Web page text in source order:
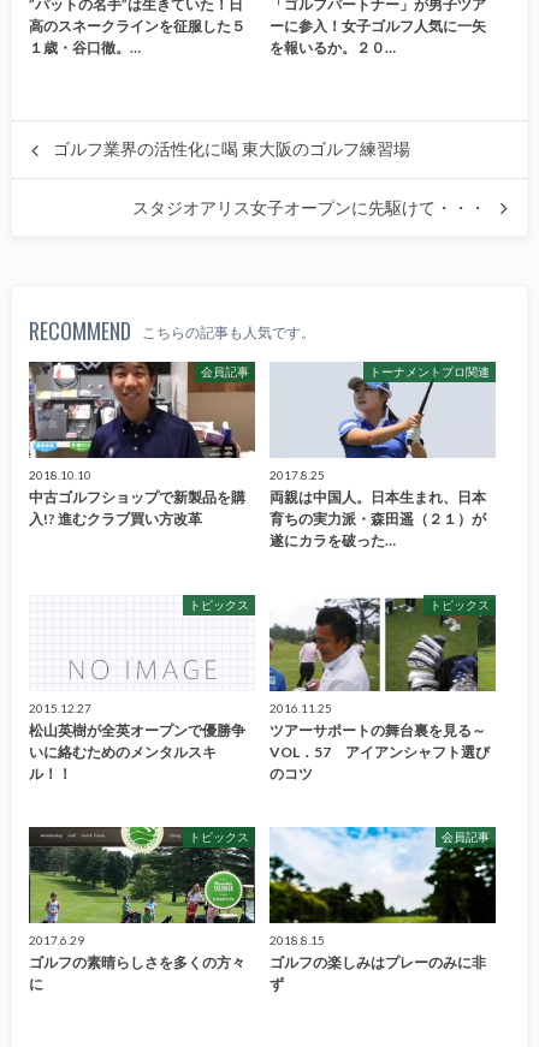
”パットの名手”は生きていた！日
高のスネークラインを征服した５
１歳・谷口徹。…
「ゴルフパートナー」が男子ツア
ーに参入！女子ゴルフ人気に一矢
を報いるか。２０…
ゴルフ業界の活性化に喝 東大阪のゴルフ練習場
スタジオアリス女子オープンに先駆けて・・・
RECOMMEND こちらの記事も人気です。
会員記事
2018.10.10
中古ゴルフショップで新製品を購
入!? 進むクラブ買い方改革
トーナメントプロ関連
2017.8.25
両親は中国人。日本生まれ、日本
育ちの実力派・森田遥（２１）が
遂にカラを破った…
トピックス
2015.12.27
松山英樹が全英オープンで優勝争
いに絡むためのメンタルスキ
ル！！
トピックス
2016.11.25
ツアーサポートの舞台裏を見る～
VOL．57 アイアンシャフト選び
のコツ
トピックス
2017.6.29
ゴルフの素晴らしさを多くの方々
に
会員記事
2018.8.15
ゴルフの楽しみはプレーのみに非
ず